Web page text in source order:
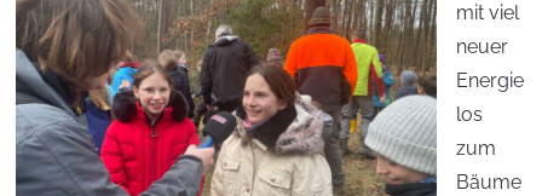
mit viel
neuer
Energie
los
zum
Bäume